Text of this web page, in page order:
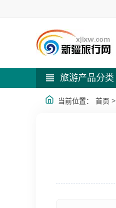
旅游产品分类
当前位置： 首页 >